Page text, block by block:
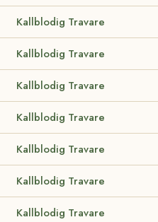
Kallblodig Travare
Kallblodig Travare
Kallblodig Travare
Kallblodig Travare
Kallblodig Travare
Kallblodig Travare
Kallblodig Travare